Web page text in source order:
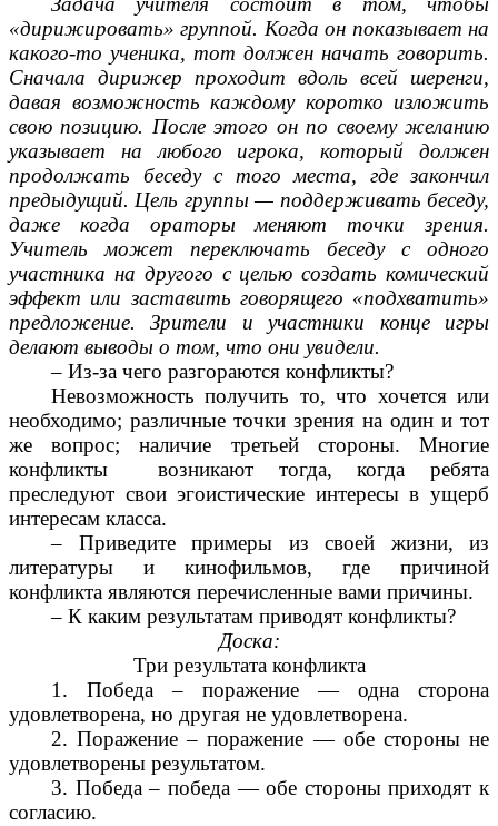
«дирижировать» группой. Когда он показывает на
какого-то ученика, тот должен начать говорить.
Сначала дирижер проходит вдоль всей шеренги,
давая возможность каждому коротко изложить
свою позицию. После этого он по своему желанию
указывает на любого игрока, который должен
продолжать беседу с того места, где закончил
предыдущий. Цель группы — поддерживать беседу,
даже когда ораторы меняют точки зрения.
Учитель может переключать беседу с одного
участника на другого с целью создать комический
эффект или заставить говорящего «подхватить»
предложение. Зрители и участники конце игры
делают выводы о том, что они увидели.
– Из-за чего разгораются конфликты?
Невозможность получить то, что хочется или
необходимо; различные точки зрения на один и тот
же вопрос; наличие третьей стороны. Многие
конфликты возникают тогда, когда ребята
преследуют свои эгоистические интересы в ущерб
интересам класса.
– Приведите примеры из своей жизни, из
литературы и кинофильмов, где причиной
конфликта являются перечисленные вами причины.
– К каким результатам приводят конфликты?
Доска:
Три результата конфликта
1. Победа – поражение — одна сторона
удовлетворена, но другая не удовлетворена.
2. Поражение – поражение — обе стороны не
удовлетворены результатом.
3. Победа – победа — обе стороны приходят к
согласию.